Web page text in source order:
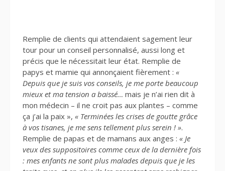
Remplie de clients qui attendaient sagement leur
tour pour un conseil personnalisé, aussi long et
précis que le nécessitait leur état. Remplie de
papys et mamie qui annonçaient fièrement : «
Depuis que je suis vos conseils, je me porte beaucoup
mieux et ma tension a baissé… mais je n’ai rien dit à
mon médecin – il ne croit pas aux plantes – comme
ça j’ai la paix », « Terminées les crises de goutte grâce
à vos tisanes, je me sens tellement plus serein ! ».
Remplie de papas et de mamans aux anges : « Je
veux des suppositoires comme ceux de la dernière fois
: mes enfants ne sont plus malades depuis que je les